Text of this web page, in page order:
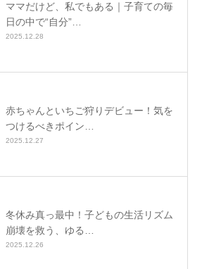
ママだけど、私でもある｜子育ての毎
日の中で“自分”…
2025.12.28
赤ちゃんといちご狩りデビュー！気を
つけるべきポイン…
2025.12.27
冬休み真っ最中！子どもの生活リズム
崩壊を救う、ゆる…
2025.12.26